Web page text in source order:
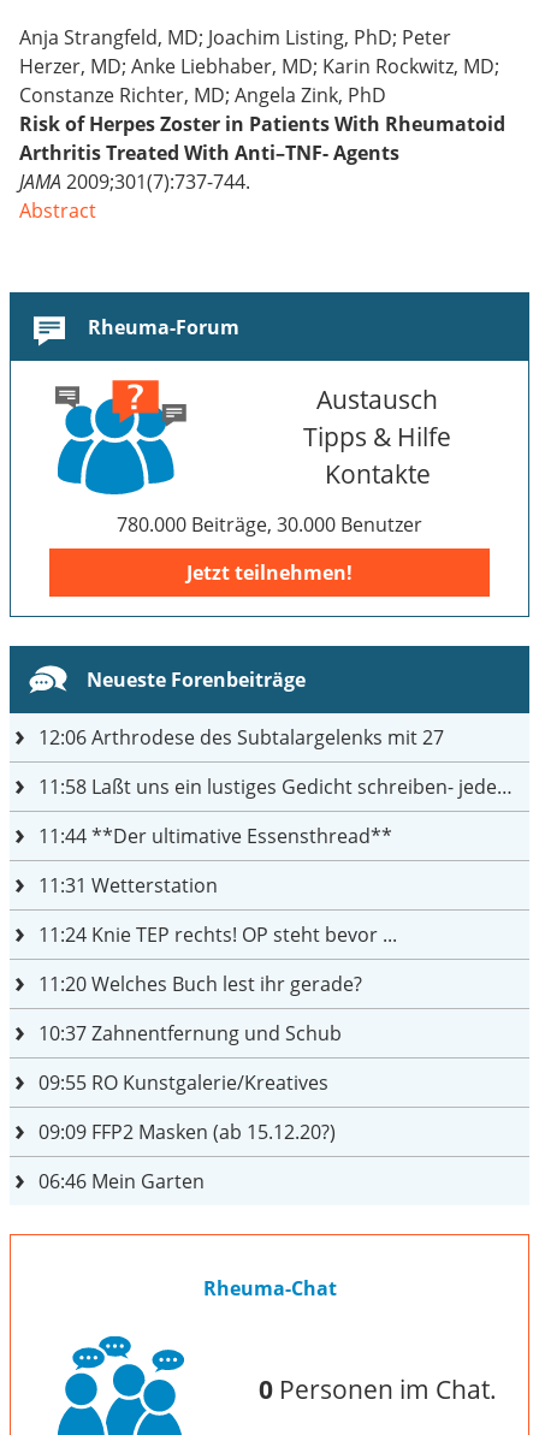
Anja Strangfeld, MD; Joachim Listing, PhD; Peter
Herzer, MD; Anke Liebhaber, MD; Karin Rockwitz, MD;
Constanze Richter, MD; Angela Zink, PhD
Risk of Herpes Zoster in Patients With Rheumatoid
Arthritis Treated With Anti–TNF- Agents
JAMA 2009;301(7):737-744.
Abstract
Rheuma-Forum
Austausch
Tipps & Hilfe
Kontakte
780.000 Beiträge, 30.000 Benutzer
Jetzt teilnehmen!
Neueste Forenbeiträge
12:06Arthrodese des Subtalargelenks mit 27
11:58 Laßt uns ein lustiges Gedicht schreiben- jeder einen Satz
11:44**Der ultimative Essensthread**
11:31 Wetterstation
11:24 Knie TEP rechts! OP steht bevor ...
11:20Welches Buch lest ihr gerade?
10:37Zahnentfernung und Schub
09:55 RO Kunstgalerie/Kreatives
09:09 FFP2 Masken (ab 15.12.20?)
06:46 Mein Garten
Rheuma-Chat
0Personen im Chat.